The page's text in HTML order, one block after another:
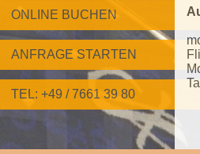
ONLINE BUCHEN
ANFRAGE STARTEN
TEL: +49 / 7661 39 80